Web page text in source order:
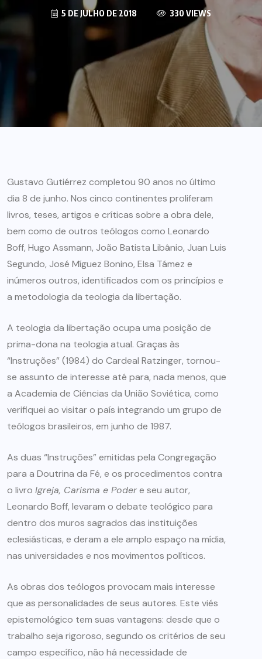
5 DE JULHO DE 2018 330 VIEWS
Gustavo Gutiérrez completou 90 anos no último
dia 8 de junho. Nos cinco continentes proliferam
livros, teses, artigos e críticas sobre a obra dele,
bem como de outros teólogos como Leonardo
Boff, Hugo Assmann, João Batista Libânio, Juan Luis
Segundo, José Míguez Bonino, Elsa Támez e
inúmeros outros, identificados com os princípios e
a metodologia da teologia da libertação.
A teologia da libertação ocupa uma posição de
prima-dona na teologia atual. Graças às
“Instruções” (1984) do Cardeal Ratzinger, tornou-
se assunto de interesse até para, nada menos, que
a Academia de Ciências da União Soviética, como
verifiquei ao visitar o país integrando um grupo de
teólogos brasileiros, em junho de 1987.
As duas “Instruções” emitidas pela Congregação
para a Doutrina da Fé, e os procedimentos contra
o livro Igreja, Carisma e Podere seu autor,
Leonardo Boff, levaram o debate teológico para
dentro dos muros sagrados das instituições
eclesiásticas, e deram a ele amplo espaço na mídia,
nas universidades e nos movimentos políticos.
As obras dos teólogos provocam mais interesse
que as personalidades de seus autores. Este viés
epistemológico tem suas vantagens: desde que o
trabalho seja rigoroso, segundo os critérios de seu
campo específico, não há necessidade de